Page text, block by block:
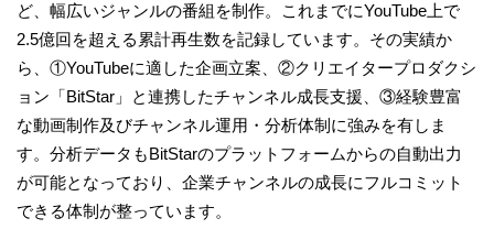
ど、幅広いジャンルの番組を制作。これまでにYouTube上で
2.5億回を超える累計再生数を記録しています。その実績か
ら、①YouTubeに適した企画立案、②クリエイタープロダクシ
ョン「BitStar」と連携したチャンネル成長支援、③経験豊富
な動画制作及びチャンネル運用・分析体制に強みを有しま
す。分析データもBitStarのプラットフォームからの自動出力
が可能となっており、企業チャンネルの成長にフルコミット
できる体制が整っています。